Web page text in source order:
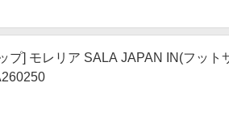
プ] モレリア SALA JAPAN IN(フット